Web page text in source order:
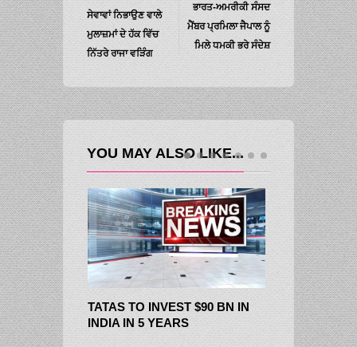
ਸੇਵਾਵਾਂ ਨਿਭਾਉਣ ਵਾਲੇ
ਮੁਲਾਜ਼ਮਾਂ ਦੇ ਹੱਕ ਵਿੱਚ
ਨਿੱਤਰੇ ਰਾਜਾ ਵੜਿੰਗ
ਭਾਰਤ-ਅਮਰੀਕੀ ਸੰਸਦ
ਮੈਂਬਰ ਪ੍ਰਮਿਲਾ ਜੈਪਾਲ ਨੂੰ
ਮਿਲੇ ਧਮਕੀ ਭਰੇ ਸੰਦੇਸ਼
YOU MAY ALSO LIKE...
TATAS TO INVEST $90 BN IN
INDIA IN 5 YEARS
INVESTORS